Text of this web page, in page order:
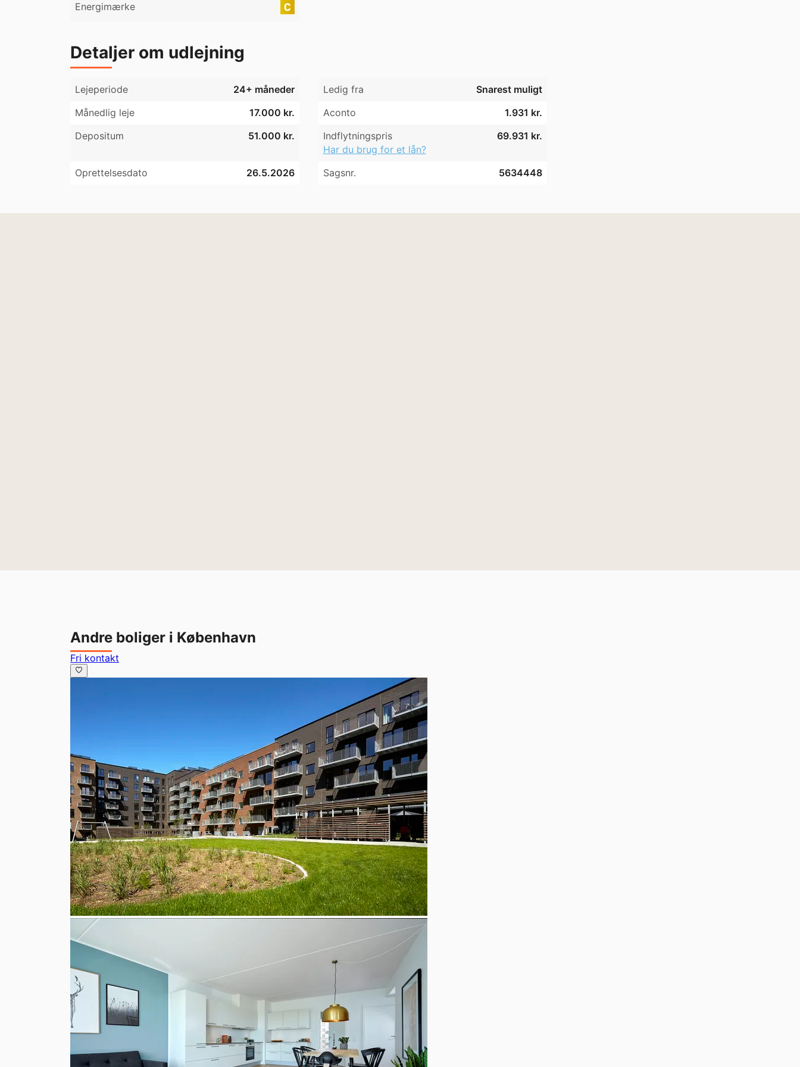
Energimærke
Detaljer om udlejning
Lejeperiode 24+ måneder Ledig fra
Snarest muligt
Månedlig leje
17.000 kr. Aconto
1.931 kr.
Depositum
51.000 kr. Indflytningspris
69.931 kr.
Har du brug for et lån?
Oprettelsesdato
26.5.2026 Sagsnr. 5634448
Andre boliger i København
Fri kontakt